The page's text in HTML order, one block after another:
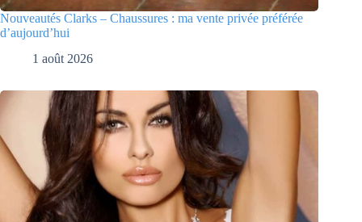
Nouveautés Clarks – Chaussures : ma vente privée préférée
d’aujourd’hui
1 août 2026